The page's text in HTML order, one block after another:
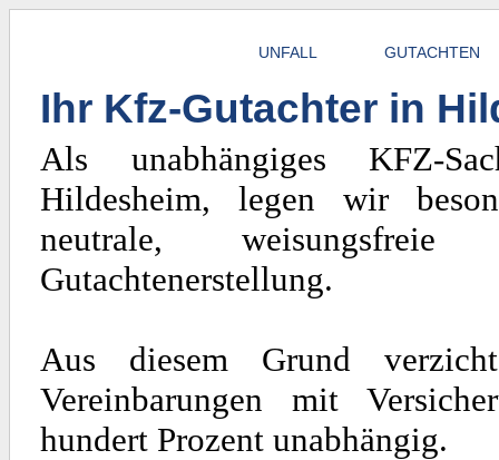
UNFALL GUTACHTEN
Ihr Kfz-Gutachter in
Als unabhängiges KFZ-
Hildesheim, legen wir
neutrale, weisungsfreie
Gutachtenerstellung.
Aus diesem Grund
Vereinbarungen mit
hundert Prozent unabhängig.